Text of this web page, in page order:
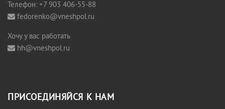
Телефон: +7 903 406-55-88
fedorenko@vneshpol.ru
Хочу у вас работать
hh@vneshpol.ru
ПРИСОЕДИНЯЙСЯ К НАМ